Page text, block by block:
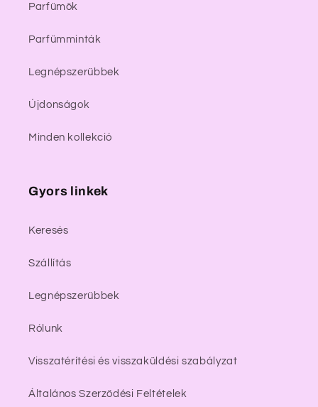
Parfümök
Parfümminták
Legnépszerűbbek
Újdonságok
Minden kollekció
Gyors linkek
Keresés
Szállítás
Legnépszerűbbek
Rólunk
Visszatérítési és visszaküldési szabályzat
Általános Szerződési Feltételek